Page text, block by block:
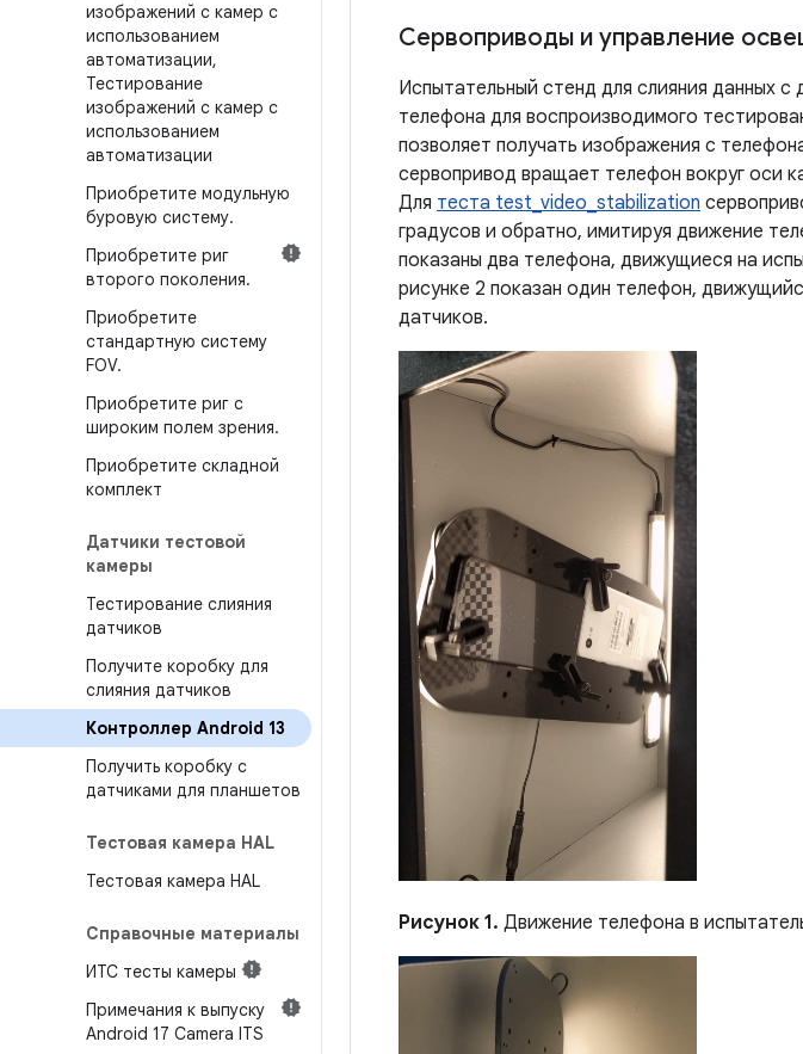
изображений с камер с
использованием
автоматизации,
Тестирование
изображений с камер с
использованием
автоматизации
Приобретите модульную
буровую систему.
Приобретите риг
второго поколения.
Приобретите
стандартную систему
FOV.
Приобретите риг с
широким полем зрения.
Приобретите складной
комплект
Датчики тестовой
камеры
Тестирование слияния
датчиков
Получите коробку для
слияния датчиков
Контроллер Android 13
Получить коробку с
датчиками для планшетов
Тестовая камера HAL
Тестовая камера HAL
Справочные материалы
ИТС тесты камеры
Примечания к выпуску
Android 17 Camera ITS
Сервоприводы и управление
Испытательный стенд для слияния данных
телефона для воспроизводимого
позволяет получать изображения с
сервопривод вращает телефон вокруг оси
Для теста test_video_stabilization
градусов и обратно, имитируя движение
показаны два телефона, движущиеся на
рисунке 2 показан один телефон,
датчиков.
Рисунок 1. Движение телефона в